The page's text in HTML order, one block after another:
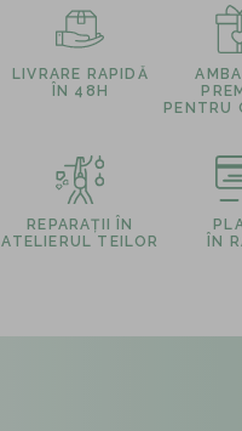
LIVRARE RAPIDĂ
ÎN 48H
PENTRU
REPARAȚII ÎN
ATELIERUL TEILOR
ÎN